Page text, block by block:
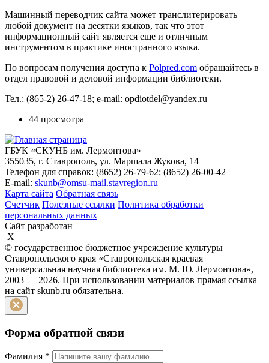
Машинный переводчик сайта может транслитерировать
любой документ на десятки языков, так что этот
информационный сайт является еще и отличным
инструментом в практике иностранного языка.
По вопросам получения доступа к Polpred.com обращайтесь в
отдел правовой и деловой информации библиотеки.
Тел.: (865-2) 26-47-18; e-mail: opdiotdel@yandex.ru
44 просмотра
ГБУК «СКУНБ им. Лермонтова»
355035, г. Ставрополь, ул. Маршала Жукова, 14
Телефон для справок: (8652) 26-79-62; (8652) 26-00-42
E-mail: skunb@omsu-mail.stavregion.ru
Карта сайта Обратная связь
Счетчик Полезные ссылки Политика обработки
персональных данных
Сайт разработан
X
© государственное бюджетное учреждение культуры
Ставропольского края «Ставропольская краевая
универсальная научная библиотека им. М. Ю. Лермонтова»,
2003 — 2026. При использовании материалов прямая ссылка
на сайт skunb.ru обязательна.
Форма обратной связи
Фамилия *